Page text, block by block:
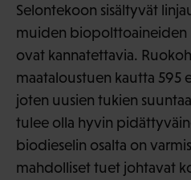
Selontekoon sisältyvät
muiden biopolttoaineiden
ovat kannatettavia.
maataloustuen kautta 595
joten uusien tukien
tulee olla hyvin
biodieselin osalta on
mahdolliset tuet johtavat